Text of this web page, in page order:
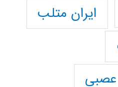
ایران متلب
عصبی